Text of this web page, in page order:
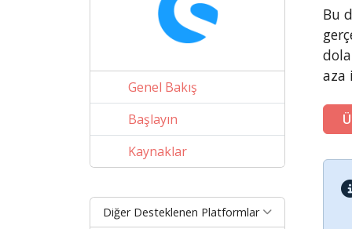
Genel Bakış
Başlayın
Kaynaklar
Diğer Desteklenen Platformlar
Bu
aza